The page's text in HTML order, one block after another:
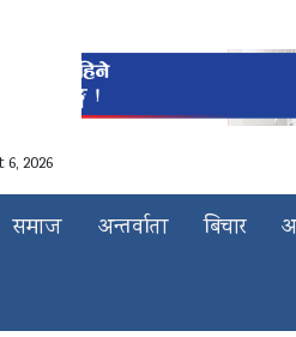
6, 2026
समाज अन्तर्वाता बिचार